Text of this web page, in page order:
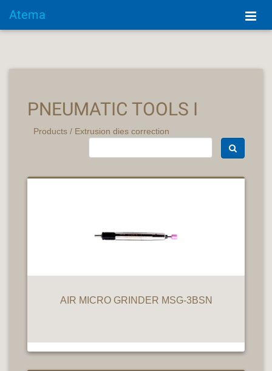
Atema
PNEUMATIC TOOLS I
Products / Extrusion dies correction
AIR MICRO GRINDER MSG-3BSN